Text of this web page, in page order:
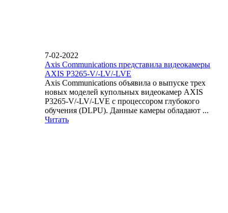
7-02-2022
Axis Communications представила видеокамеры
AXIS P3265-V/-LV/-LVE
Axis Communications объявила о выпуске трех
новых моделей купольных видеокамер AXIS
P3265-V/-LV/-LVE с процессором глубокого
обучения (DLPU). Данные камеры обладают ...
Читать